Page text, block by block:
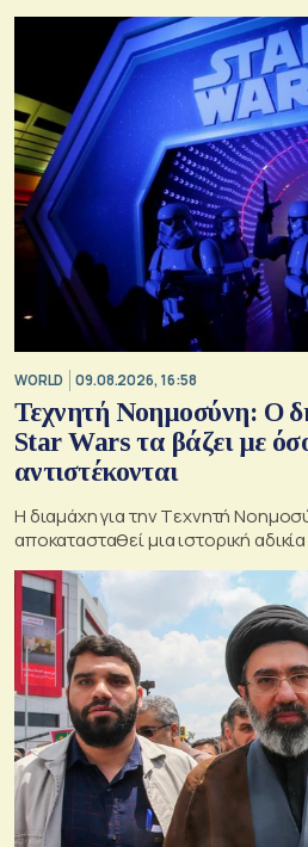
WORLD 09.08.2026, 16:58
Τεχνητή Νοημοσύνη: Ο
Star Wars τα βάζει με
αντιστέκονται
Η διαμάχη για την Tεχνητή
αποκατασταθεί μια ιστορική αδικία